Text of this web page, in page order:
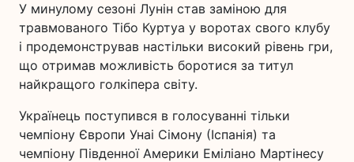
У минулому сезоні Лунін став заміною для
травмованого Тібо Куртуа у воротах свого клубу
і продемонстрував настільки високий рівень гри,
що отримав можливість боротися за титул
найкращого голкіпера світу.
Українець поступився в голосуванні тільки
чемпіону Європи Унаі Сімону (Іспанія) та
чемпіону Південної Америки Еміліано Мартінесу